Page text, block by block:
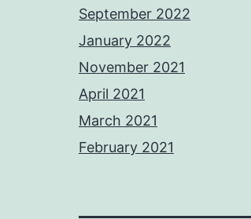
September 2022
January 2022
November 2021
April 2021
March 2021
February 2021